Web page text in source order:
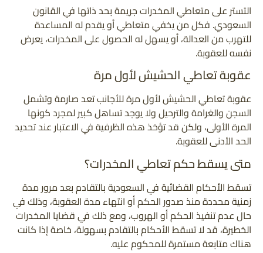
التستر على متعاطي المخدرات جريمة بحد ذاتها في القانون
السعودي. فكل من يخفي متعاطي أو يقدم له المساعدة
للتهرب من العدالة، أو يسهل له الحصول على المخدرات، يعرض
نفسه للعقوبة.
عقوبة تعاطي الحشيش لأول مرة
عقوبة تعاطي الحشيش لأول مرة للأجانب تعد صارمة وتشمل
السجن والغرامة والترحيل ولا يوجد تساهل كبير لمجرد كونها
المرة الأولى، ولكن قد تؤخذ هذه الظرفية في الاعتبار عند تحديد
الحد الأدنى للعقوبة.
متى يسقط حكم تعاطي المخدرات؟
تسقط الأحكام القضائية في السعودية بالتقادم بعد مرور مدة
زمنية محددة منذ صدور الحكم أو انتهاء مدة العقوبة، وذلك في
حال عدم تنفيذ الحكم أو الهروب، ومع ذلك في قضايا المخدرات
الخطيرة، قد لا تسقط الأحكام بالتقادم بسهولة، خاصة إذا كانت
هناك متابعة مستمرة للمحكوم عليه.